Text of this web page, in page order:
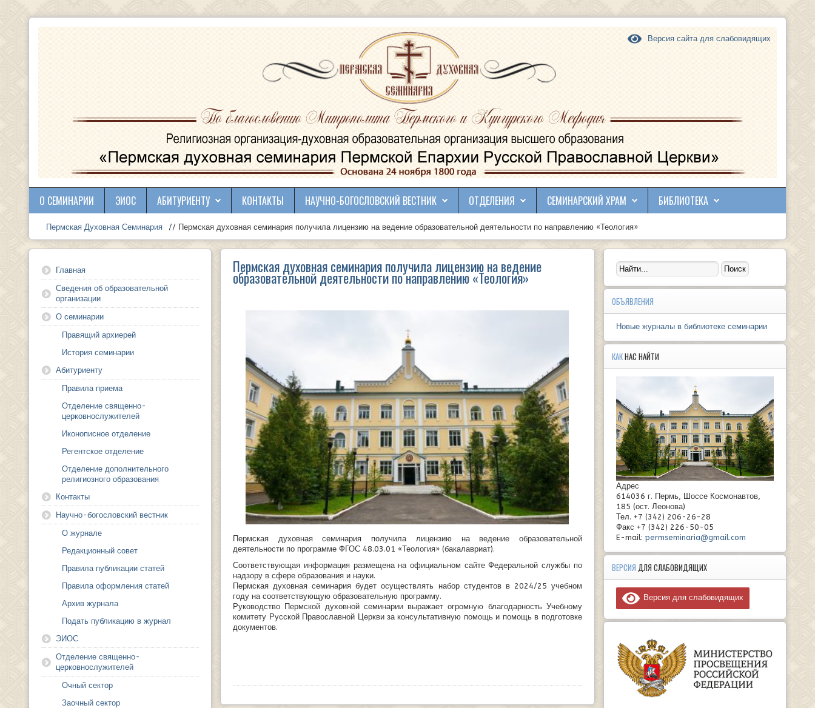
Версия сайта для слабовидящих
О СЕМИНАРИИ ЭИОС АБИТУРИЕНТУ КОНТАКТЫ НАУЧНО-БОГОСЛОВСКИЙ ВЕСТНИК ОТДЕЛЕНИЯ СЕМИНАРСКИЙ ХРАМ БИБЛИОТЕКА
Пермская Духовная Семинария // Пермская духовная семинария получила лицензию на ведение образовательной деятельности по направлению «Теология»
Пермская духовная семинария получила лицензию на ведение
образовательной деятельности по направлению «Теология»
Пермская духовная семинария получила лицензию на ведение образовательной
деятельности по программе ФГОС 48.03.01 «Теология» (бакалавриат).
Соответствующая информация размещена на официальном сайте Федеральной службы по
надзору в сфере образования и науки.
Пермская духовная семинария будет осуществлять набор студентов в 2024/25 учебном
году на соответствующую образовательную программу.
Руководство Пермской духовной семинарии выражает огромную благодарность Учебному
комитету Русской Православной Церкви за консультативную помощь и помощь в подготовке
документов.
Главная
Сведения об образовательной
организации
О семинарии
Правящий архиерей
История семинарии
Абитуриенту
Правила приема
Отделение священно-
церковнослужителей
Иконописное отделение
Регентское отделение
Отделение дополнительного
религиозного образования
Контакты
Научно-богословский вестник
О журнале
Редакционный совет
Правила публикации статей
Правила оформления статей
Архив журнала
Подать публикацию в журнал
ЭИОС
Отделение священно-
церковнослужителей
Очный сектор
Заочный сектор
ОБЪЯВЛЕНИЯ
Новые журналы в библиотеке семинарии
КАКНАС НАЙТИ
Адрес
614036 г. Пермь, Шоссе Космонавтов,
185 (ост. Леонова)
Тел. +7 (342) 206-26-28
Факс +7 (342) 226-50-05
E-mail: permseminaria@gmail.com
ВЕРСИЯ ДЛЯ СЛАБОВИДЯЩИХ
Версия для слабовидящих